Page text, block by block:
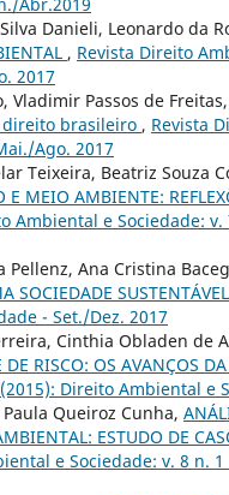
Danieli, Leonardo da
, Revista Direito
2017
Vladimir Passos de Freitas,
brasileiro , Revista
Ago. 2017
Teixeira, Beatriz Souza
MEIO AMBIENTE:
Ambiental e Sociedade:
Ana Cristina
SOCIEDADE SUSTENTÁVEL
- Set./Dez. 2017
Cinthia Obladen de
RISCO: OS AVANÇOS
Direito Ambiental e
Queiroz Cunha,
ESTUDO DE
e Sociedade: v. 8 n.